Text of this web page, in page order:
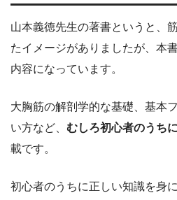
山本義徳先生の著書というと、
たイメージがありましたが、本
内容になっています。
大胸筋の解剖学的な基礎、基本
い方など、 むしろ初心者のうち
載です。
初心者のうちに正しい知識を身